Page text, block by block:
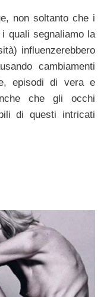
non soltanto che i
quali segnaliamo la
influenzerebbero
cambiamenti
episodi di vera e
che gli occhi
di questi intricati